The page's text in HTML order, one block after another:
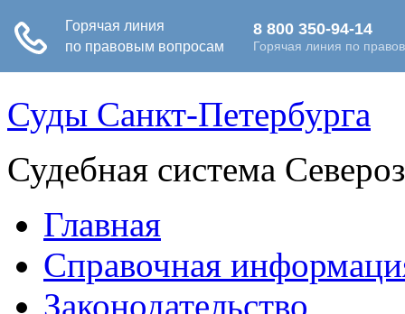
Суды Санкт-Петербурга
Судебная система
Главная
Справочная
Законодательство